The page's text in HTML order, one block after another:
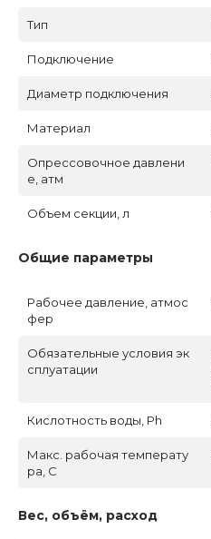
Тип
Подключение
Диаметр подключения
Материал
Опрессовочное давлени
е, атм
Объем секции, л
Общие параметры
Рабочее давление, атмос
фер
Обязательные условия эк
сплуатации
Кислотность воды, Ph
Макс. рабочая температу
ра, C
Вес, объём, расход